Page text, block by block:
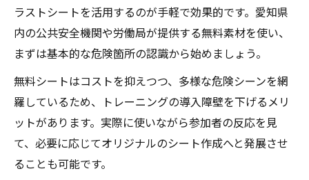
ラストシートを活用するのが手軽で効果的です。愛知県
内の公共安全機関や労働局が提供する無料素材を使い、
まずは基本的な危険箇所の認識から始めましょう。
無料シートはコストを抑えつつ、多様な危険シーンを網
羅しているため、トレーニングの導入障壁を下げるメリ
ットがあります。実際に使いながら参加者の反応を見
て、必要に応じてオリジナルのシート作成へと発展させ
ることも可能です。